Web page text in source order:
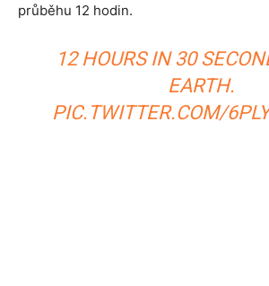
průběhu 12 hodin.
12 HOURS IN 30
EARTH.
PIC.TWITTER.COM/